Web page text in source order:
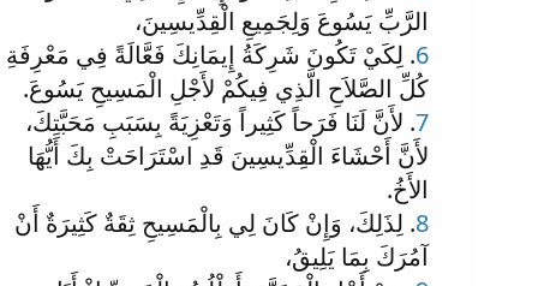
الرَّبِّ يَسُوعَ وَلِجَمِيعِ الْقِدِّيسِينَ،
6. لِكَيْ تَكُونَ شَرِكَةُ إِيمَانِكَ فَعَّالَةً فِي مَعْرِفَةِ
كُلِّ الصَّلاَحِ الَّذِي فِيكُمْ لأَجْلِ الْمَسِيحِ يَسُوعَ.
7. لأَنَّ لَنَا فَرَحاً كَثِيراً وَتَعْزِيَةً بِسَبَبِ مَحَبَّتِكَ،
لأَنَّ أَحْشَاءَ الْقِدِّيسِينَ قَدِ اسْتَرَاحَتْ بِكَ أَيُّهَا
الأَخُ.
8. لِذَلِكَ، وَإِنْ كَانَ لِي بِالْمَسِيحِ ثِقَةٌ كَثِيرَةٌ أَنْ
آمُرَكَ بِمَا يَلِيقُ،